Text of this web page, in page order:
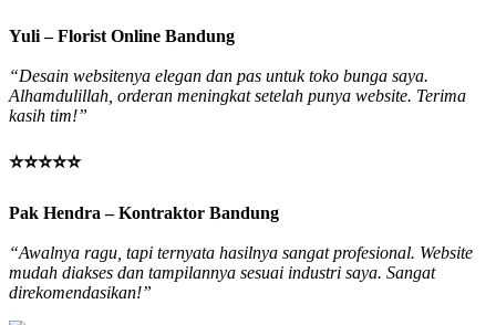
Yuli – Florist Online Bandung
“Desain websitenya elegan dan pas untuk toko bunga saya.
Alhamdulillah, orderan meningkat setelah punya website. Terima
kasih tim!”
⭐⭐⭐⭐⭐
Pak Hendra – Kontraktor Bandung
“Awalnya ragu, tapi ternyata hasilnya sangat profesional. Website
mudah diakses dan tampilannya sesuai industri saya. Sangat
direkomendasikan!”